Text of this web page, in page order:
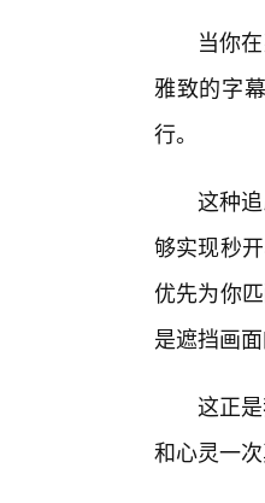
当你
雅致的字
行。
这种
够实现秒
优先为你
是遮挡画
这正
和心灵一